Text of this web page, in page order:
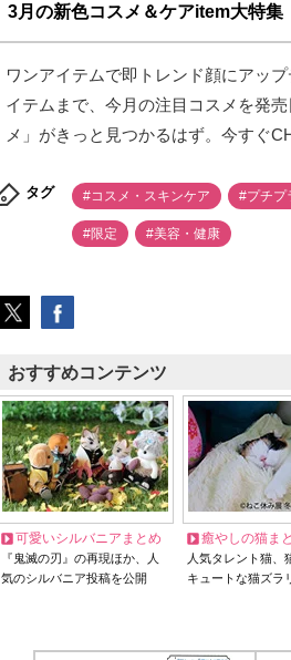
3月の新色コスメ＆ケアitem大特集
ワンアイテムで即トレンド顔にアッ
イテムまで、今月の注目コスメを発
メ」がきっと見つかるはず。今すぐ
タグ #コスメ・スキンケア #プチプ
#限定 #美容・健康
おすすめコンテンツ
可愛いシルバニアまとめ
『鬼滅の刃』の再現ほか、人
気のシルバニア投稿を公開
癒やしの猫ま
人気タレント猫
キュートな猫ズラ